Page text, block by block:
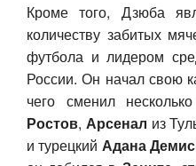
Кроме того, Дзюба
количеству забитых
футбола и лидером
России. Он начал свою
чего сменил
Ростов, Арсенал из
и турецкий Адана